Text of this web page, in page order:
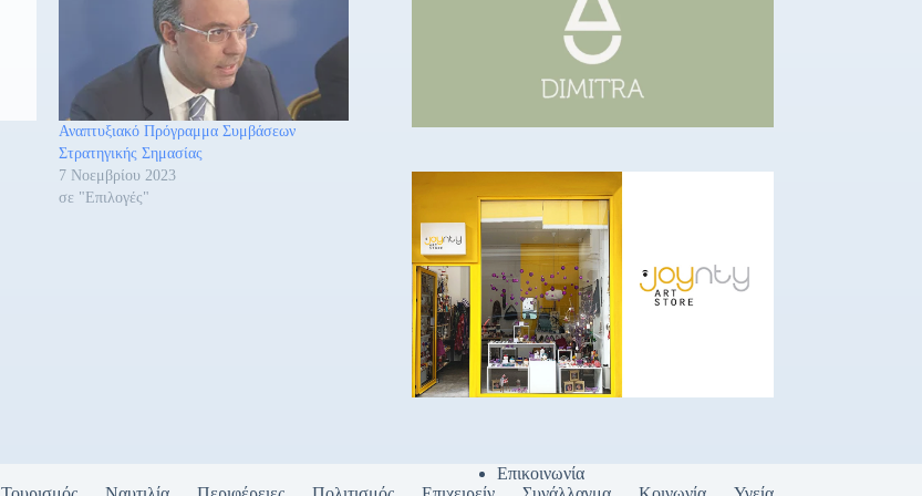
Αναπτυξιακό Πρόγραμμα Συμβάσεων
Στρατηγικής Σημασίας
7 Νοεμβρίου 2023
σε "Επιλογές"
Επικοινωνία